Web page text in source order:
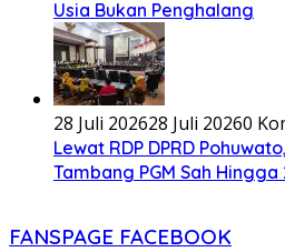
Usia Bukan Penghalang
28 Juli 202628 Juli 20260
Lewat RDP DPRD
Tambang PGM Sah Hingga
FANSPAGE FACEBOOK